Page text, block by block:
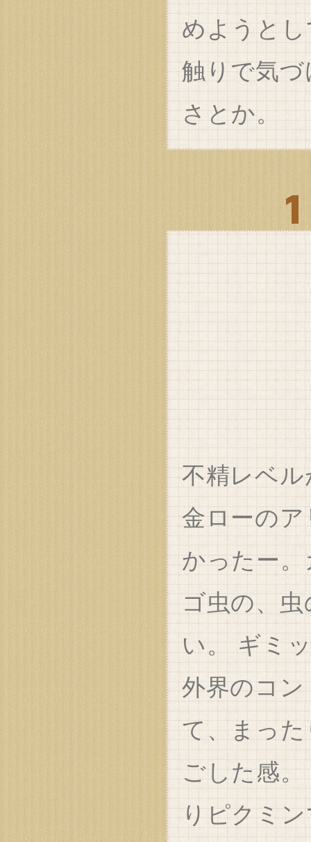
めようと
触りで気
さとか。
不精レベ
金ローの
かったー
ゴ虫の、
い。 ギミ
外界のコ
て、まっ
ごした感
りピクミ